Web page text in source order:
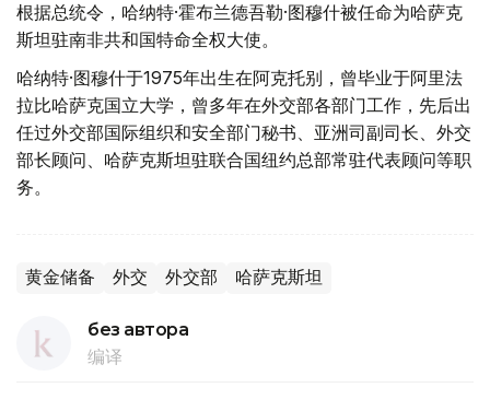
根据总统令，哈纳特·霍布兰德吾勒·图穆什被任命为哈萨克
斯坦驻南非共和国特命全权大使。
哈纳特·图穆什于1975年出生在阿克托别，曾毕业于阿里法
拉比哈萨克国立大学，曾多年在外交部各部门工作，先后出
任过外交部国际组织和安全部门秘书、亚洲司副司长、外交
部长顾问、哈萨克斯坦驻联合国纽约总部常驻代表顾问等职
务。
黄金储备 外交 外交部 哈萨克斯坦
без автора
编译